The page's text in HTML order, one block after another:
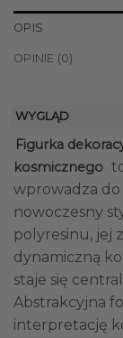
OPIS
OPINIE (0)
WYGLĄD
Figurka
kosmicznego
wprowadza
nowoczesny
polyresinu, jej
dynamiczną
staje się
Abstrakcyjna
interpretację